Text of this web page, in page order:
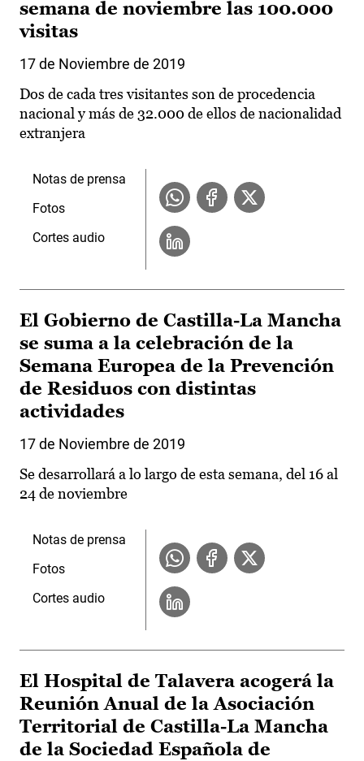
semana de noviembre las 100.000
visitas
17 de Noviembre de 2019
Dos de cada tres visitantes son de procedencia
nacional y más de 32.000 de ellos de nacionalidad
extranjera
Notas de prensa
Fotos
Cortes audio
El Gobierno de Castilla-La Mancha
se suma a la celebración de la
Semana Europea de la Prevención
de Residuos con distintas
actividades
17 de Noviembre de 2019
Se desarrollará a lo largo de esta semana, del 16 al
24 de noviembre
Notas de prensa
Fotos
Cortes audio
El Hospital de Talavera acogerá la
Reunión Anual de la Asociación
Territorial de Castilla-La Mancha
de la Sociedad Española de